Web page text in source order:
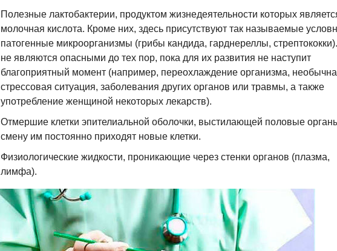
Полезные лактобактерии, продуктом жизнедеятельности которых
молочная кислота. Кроме них, здесь присутствуют так называемые
патогенные микроорганизмы (грибы кандида, гарднереллы,
не являются опасными до тех пор, пока для их развития не наступит
благоприятный момент (например, переохлаждение организма,
стрессовая ситуация, заболевания других органов или травмы, а также
употребление женщиной некоторых лекарств).
Отмершие клетки эпителиальной оболочки, выстилающей половые
смену им постоянно приходят новые клетки.
Физиологические жидкости, проникающие через стенки органов (плазма,
лимфа).